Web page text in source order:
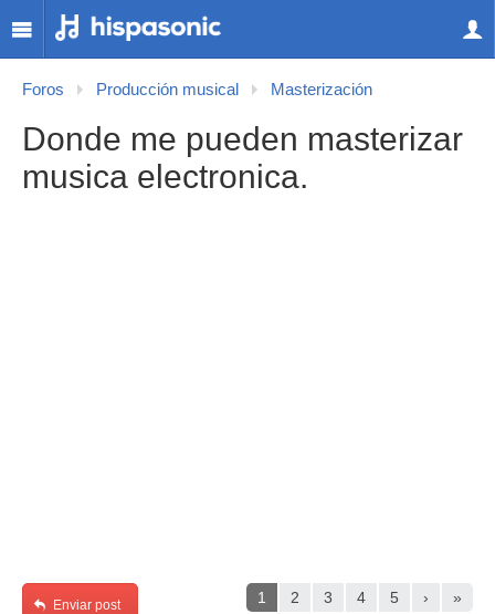
Foros Producción musical Masterización
Donde me pueden masterizar
musica electronica.
1 2 3 4 5 › »
Enviar post